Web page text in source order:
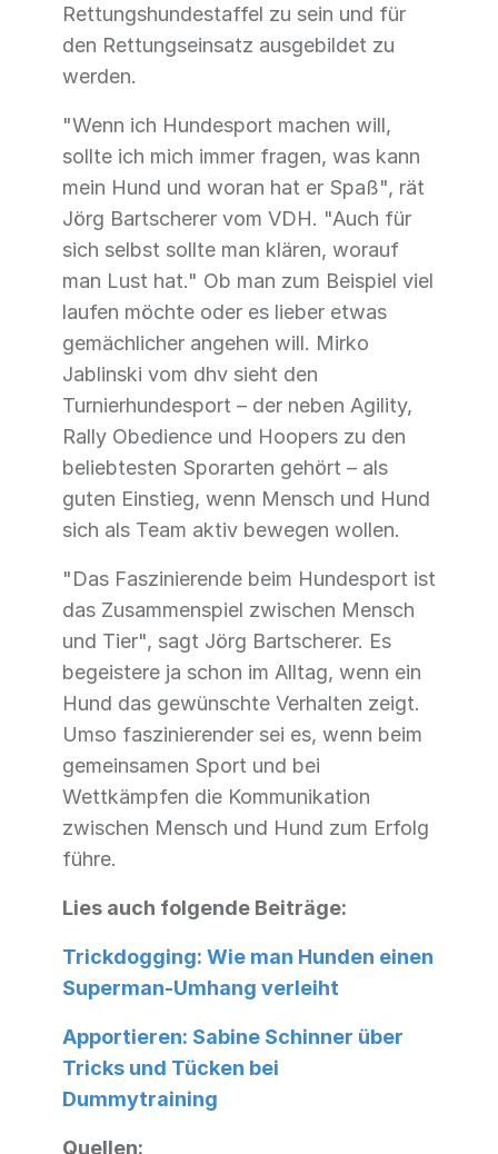
Rettungshundestaffel zu sein und für
den Rettungseinsatz ausgebildet zu
werden.
"Wenn ich Hundesport machen will,
sollte ich mich immer fragen, was kann
mein Hund und woran hat er Spaß", rät
Jörg Bartscherer vom VDH. "Auch für
sich selbst sollte man klären, worauf
man Lust hat." Ob man zum Beispiel viel
laufen möchte oder es lieber etwas
gemächlicher angehen will. Mirko
Jablinski vom dhv sieht den
Turnierhundesport – der neben Agility,
Rally Obedience und Hoopers zu den
beliebtesten Sporarten gehört – als
guten Einstieg, wenn Mensch und Hund
sich als Team aktiv bewegen wollen.
"Das Faszinierende beim Hundesport ist
das Zusammenspiel zwischen Mensch
und Tier", sagt Jörg Bartscherer. Es
begeistere ja schon im Alltag, wenn ein
Hund das gewünschte Verhalten zeigt.
Umso faszinierender sei es, wenn beim
gemeinsamen Sport und bei
Wettkämpfen die Kommunikation
zwischen Mensch und Hund zum Erfolg
führe.
Lies auch folgende Beiträge:
Trickdogging: Wie man Hunden einen
Superman-Umhang verleiht
Apportieren: Sabine Schinner über
Tricks und Tücken bei
Dummytraining
Quellen: